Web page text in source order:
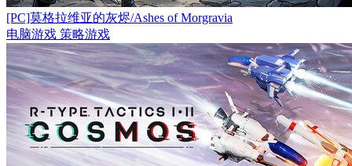
[PC]莫格拉维亚的灰烬/Ashes of Morgravia
电脑游戏 策略游戏